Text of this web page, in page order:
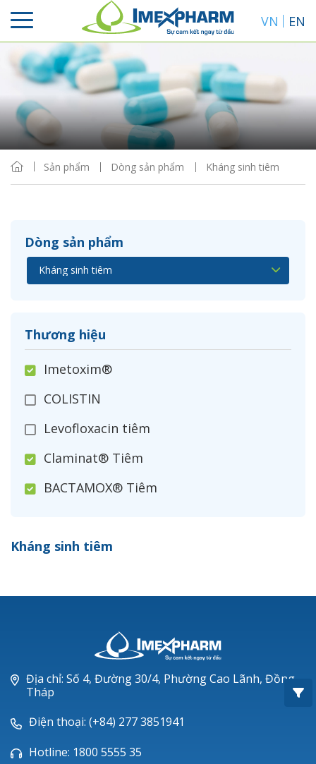
VN EN
Sản phẩm Dòng sản phẩm Kháng sinh tiêm
Dòng sản phẩm
Thương hiệu
Imetoxim®
COLISTIN
Levofloxacin tiêm
Claminat® Tiêm
BACTAMOX® Tiêm
Ceftizoxim®
Piperacillin
Ticarlinat®
Zobacta®
Bacsulfo®
Kháng sinh tiêm
Sắp xếp
Hiển thị
Địa chỉ: Số 4, Đường 30/4, Phường Cao Lãnh, Đồng
Tháp
Điện thoại: (+84) 277 3851941
Hotline: 1800 5555 35